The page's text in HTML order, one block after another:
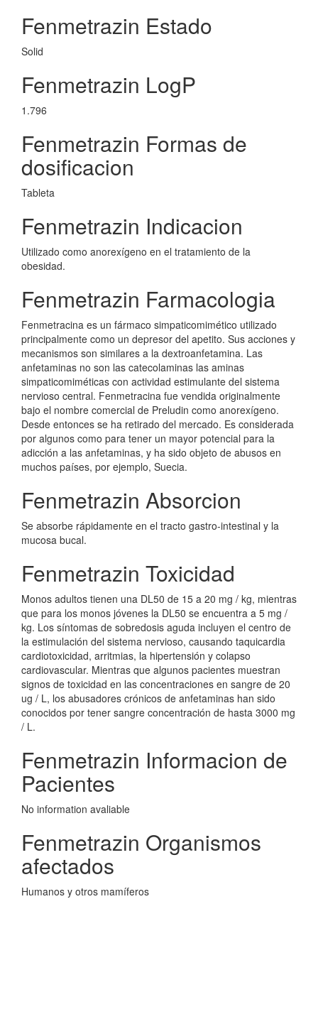
Fenmetrazin Estado
Solid
Fenmetrazin LogP
1.796
Fenmetrazin Formas de
dosificacion
Tableta
Fenmetrazin Indicacion
Utilizado como anorexígeno en el tratamiento de la
obesidad.
Fenmetrazin Farmacologia
Fenmetracina es un fármaco simpaticomimético utilizado
principalmente como un depresor del apetito. Sus acciones y
mecanismos son similares a la dextroanfetamina. Las
anfetaminas no son las catecolaminas las aminas
simpaticomiméticas con actividad estimulante del sistema
nervioso central. Fenmetracina fue vendida originalmente
bajo el nombre comercial de Preludin como anorexígeno.
Desde entonces se ha retirado del mercado. Es considerada
por algunos como para tener un mayor potencial para la
adicción a las anfetaminas, y ha sido objeto de abusos en
muchos países, por ejemplo, Suecia.
Fenmetrazin Absorcion
Se absorbe rápidamente en el tracto gastro-intestinal y la
mucosa bucal.
Fenmetrazin Toxicidad
Monos adultos tienen una DL50 de 15 a 20 mg / kg, mientras
que para los monos jóvenes la DL50 se encuentra a 5 mg /
kg. Los síntomas de sobredosis aguda incluyen el centro de
la estimulación del sistema nervioso, causando taquicardia
cardiotoxicidad, arritmias, la hipertensión y colapso
cardiovascular. Mientras que algunos pacientes muestran
signos de toxicidad en las concentraciones en sangre de 20
ug / L, los abusadores crónicos de anfetaminas han sido
conocidos por tener sangre concentración de hasta 3000 mg
/ L.
Fenmetrazin Informacion de
Pacientes
No information avaliable
Fenmetrazin Organismos
afectados
Humanos y otros mamíferos